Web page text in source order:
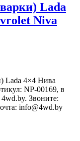
Lada
Niva
Lada 4×4 Нива
NP-00169, в
Звоните:
info@4wd.by